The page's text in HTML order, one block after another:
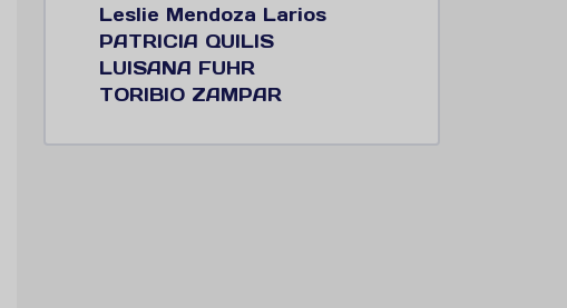
Leslie Mendoza Larios
PATRICIA QUILIS
LUISANA FUHR
TORIBIO ZAMPAR